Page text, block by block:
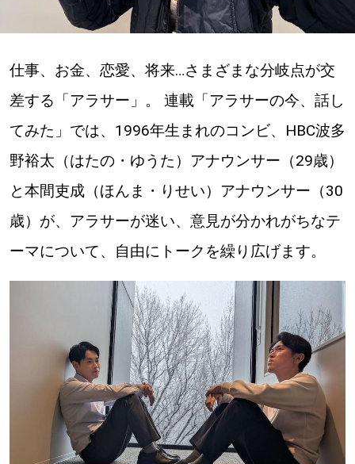
道北
道南
道央
KEYWORD キーワード
Sitakke編集部あい
【いろんな価値観や生き方に触れたい】
Sitakke編集部 IKU
【暮らしの知恵を身につけたい】
【まったり楽しみたい】 札幌市
仕事、お金、恋愛、将来…さまざまな分岐点が交
差する「アラサー」。 連載「アラサーの今、話し
てみた」では、1996年生まれのコンビ、HBC波多
野裕太（はたの・ゆうた）アナウンサー（29歳）
と本間吏成（ほんま・りせい）アナウンサー（30
歳）が、アラサーが迷い、意見が分かれがちなテ
ーマについて、自由にトークを繰り広げます。